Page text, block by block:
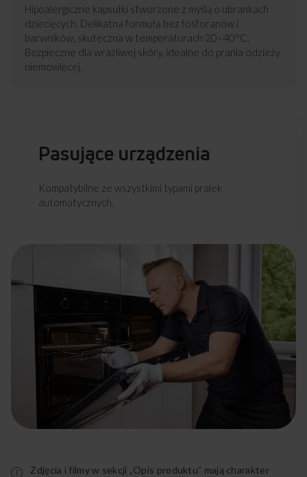
Hipoalergiczne kapsułki stworzone z myślą o ubrankach
dziecięcych. Delikatna formuła bez fosforanów i
barwników, skuteczna w temperaturach 20–40°C.
Bezpieczne dla wrażliwej skóry, idealne do prania odzieży
niemowlęcej.
Pasujące urządzenia
Kompatybilne ze wszystkimi typami pralek
automatycznych.
Zdjęcia i filmy w sekcji „Opis produktu” mają charakter
opis